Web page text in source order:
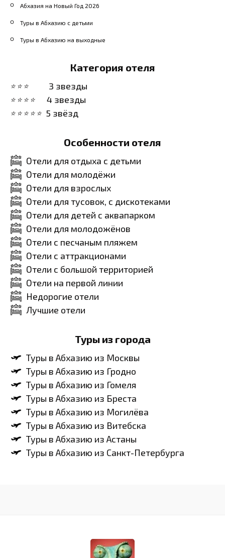
Абхазия на Новый Год 2026
Туры в Абхазию с детьми
Туры в Абхазию на выходные
Категория отеля
3 звезды
4 звезды
5 звёзд
Особенности отеля
Отели для отдыха с детьми
Отели для молодёжи
Отели для взрослых
Отели для тусовок, с дискотеками
Отели для детей с аквапарком
Отели для молодожёнов
Отели с песчаным пляжем
Отели с аттракционами
Отели с большой территорией
Отели на первой линии
Недорогие отели
Лучшие отели
Туры из города
Туры в Абхазию из Москвы
Туры в Абхазию из Гродно
Туры в Абхазию из Гомеля
Туры в Абхазию из Бреста
Туры в Абхазию из Могилёва
Туры в Абхазию из Витебска
Туры в Абхазию из Астаны
Туры в Абхазию из Санкт-Петербурга